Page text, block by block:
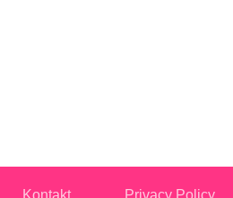
Kontakt Privacy Policy